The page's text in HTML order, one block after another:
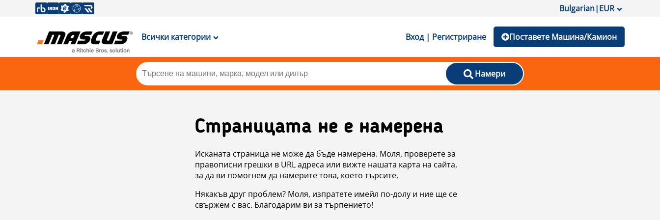
Bulgarian|EUR
Всички категории Вход | Регистриране Поставете Машина/Камион
Намери
Страницата не е намерена
Исканата страница не може да бъде намерена. Моля, проверете за
правописни грешки в URL адреса или вижте нашата карта на сайта,
за да ви помогнем да намерите това, което търсите.
Някакъв друг проблем? Моля, изпратете имейл по-долу и ние ще се
свържем с вас. Благодарим ви за търпението!